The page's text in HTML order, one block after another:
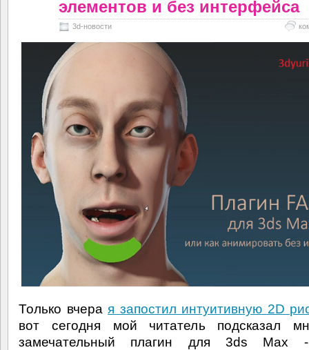
элементов и без интерфейса
3d-новости
Только вчера я запостил интуитивную 2D
вот сегодня мой читатель подсказал
замечательный плагин для 3ds Max -